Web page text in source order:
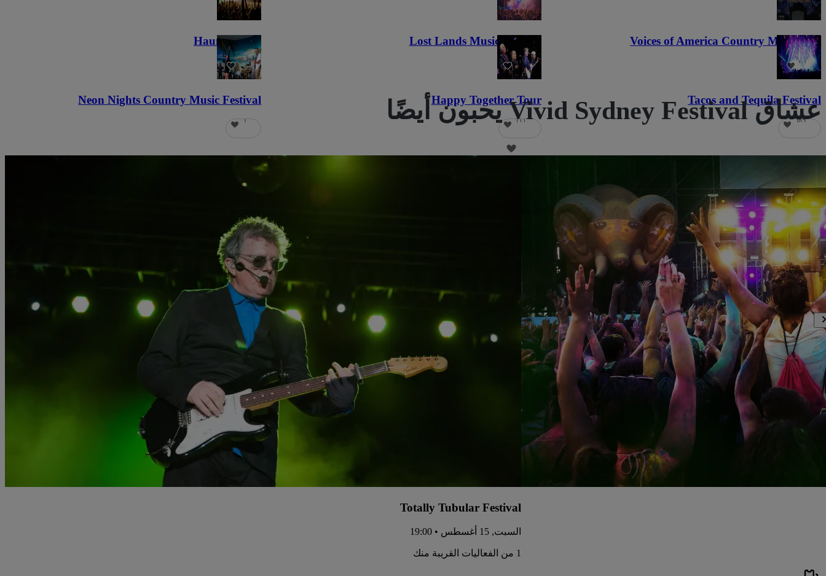
Voices of America Country Music Fest
٣٦
Lost Lands Music Festival
١٢١
Haunted Fest
٥٨
Tacos and Tequila Festival
٦٨٩
Happy Together Tour
١١١
Neon Nights Country Music Festival
٦ عشاق Vivid Sydney Festival يحبون أيضًا
Totally Tubular Festival
السبت, 15 أغسطس • 19:00
1 من الفعاليات القريبة منك